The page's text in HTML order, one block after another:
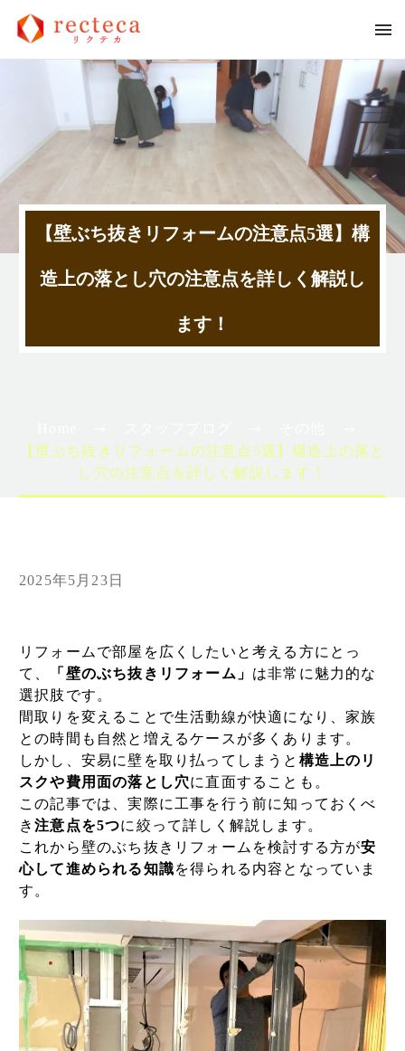
【壁ぶち抜きリフォームの注意点5選】構
造上の落とし穴の注意点を詳しく解説し
ます！
【壁ぶち抜きリフォームの注意点5選】構造上の落と
し穴の注意点を詳しく解説します！
2025年5月23日
リフォームで部屋を広くしたいと考える方にとっ
て、
「壁のぶち抜きリフォーム」 は非常に魅力的な
選択肢です。
間取りを変えることで生活動線が快適になり、家族
との時間も自然と増えるケースが多くあります。
しかし、安易に壁を取り払ってしまうと 構造上のリ
スクや費用面の落とし穴に直面することも。
この記事では、実際に工事を行う前に知っておくべ
き注意点を5つに絞って詳しく解説します。
これから壁のぶち抜きリフォームを検討する方が安
心して進められる知識を得られる内容となっていま
す。